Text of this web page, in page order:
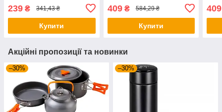
термос / Термосумка для
їжі
239 ₴ 341,43 ₴
Купити
Туристичний терморюкзак
409₴ 584,29 ₴
Купити
409
Акційні пропозиції та новинки
–30% –30%